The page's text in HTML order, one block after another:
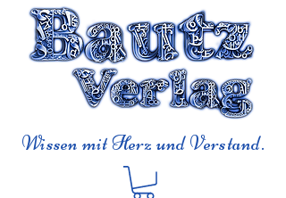
Wissen mit Herz und Verstand.